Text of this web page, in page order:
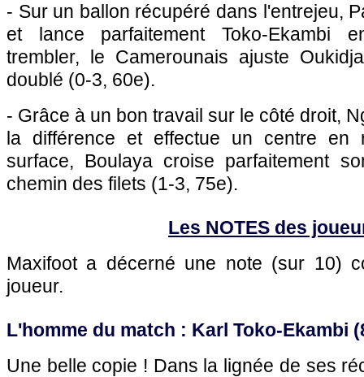
- Sur un ballon récupéré dans l'entrejeu,
et lance parfaitement Toko-Ekambi
trembler, le Camerounais ajuste
doublé (0-3, 60e).
- Grâce à un bon travail sur le côté droit,
la différence et effectue un centre en
surface, Boulaya croise parfaitement
chemin des filets (1-3, 75e).
Les NOTES des
Maxifoot a décerné une note (sur 10)
joueur.
L'homme du match : Karl Toko-Ekambi
Une belle copie ! Dans la lignée de ses